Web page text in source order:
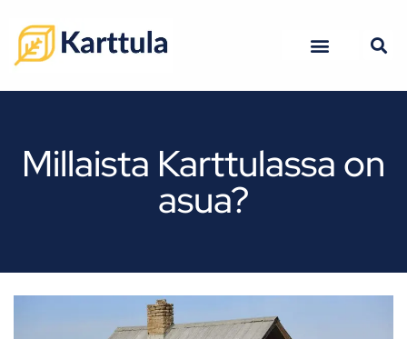
Millaista Karttulassa on
asua?